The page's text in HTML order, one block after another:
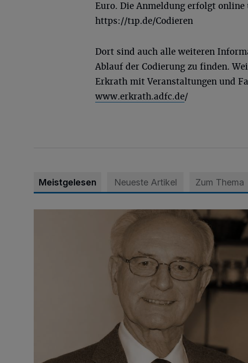
Euro. Die Anmeldung erfolgt online
https://t1p.de/Codieren
Dort sind auch alle weiteren
Ablauf der Codierung zu finden.
Erkrath mit Veranstaltungen und
www.erkrath.adfc.de/
Meistgelesen Neueste Artikel Zum Thema
SPD trauert um Klaus Hänsch